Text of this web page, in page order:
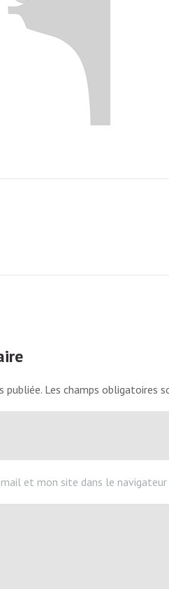
publiée. Les champs obligatoires
et mon site dans le